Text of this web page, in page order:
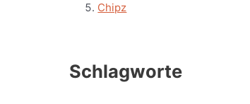
Chipz
Schlagworte